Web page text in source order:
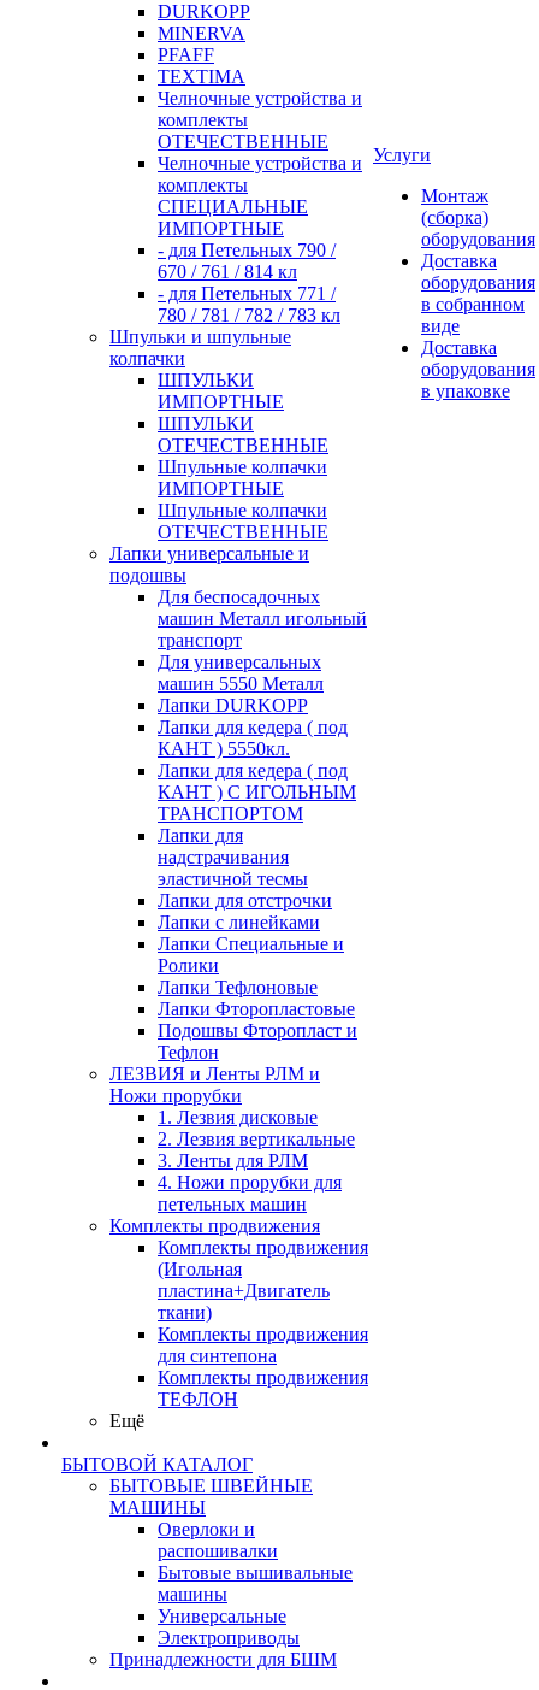
DURKOPP
MINERVA
PFAFF
TEXTIMA
Челночные устройства и
комплекты
ОТЕЧЕСТВЕННЫЕ
Челночные устройства и
комплекты
СПЕЦИАЛЬНЫЕ
ИМПОРТНЫЕ
- для Петельных 790 /
670 / 761 / 814 кл
- для Петельных 771 /
780 / 781 / 782 / 783 кл
Шпульки и шпульные
колпачки
ШПУЛЬКИ
ИМПОРТНЫЕ
ШПУЛЬКИ
ОТЕЧЕСТВЕННЫЕ
Шпульные колпачки
ИМПОРТНЫЕ
Шпульные колпачки
ОТЕЧЕСТВЕННЫЕ
Лапки универсальные и
подошвы
Для беспосадочных
машин Металл игольный
транспорт
Для универсальных
машин 5550 Металл
Лапки DURKOPP
Лапки для кедера ( под
КАНТ ) 5550кл.
Лапки для кедера ( под
КАНТ ) С ИГОЛЬНЫМ
ТРАНСПОРТОМ
Лапки для
надстрачивания
эластичной тесмы
Лапки для отстрочки
Лапки с линейками
Лапки Специальные и
Ролики
Лапки Тефлоновые
Лапки Фторопластовые
Подошвы Фторопласт и
Тефлон
ЛЕЗВИЯ и Ленты РЛМ и
Ножи прорубки
1. Лезвия дисковые
2. Лезвия вертикальные
3. Ленты для РЛМ
4. Ножи прорубки для
петельных машин
Комплекты продвижения
Комплекты продвижения
(Игольная
пластина+Двигатель
ткани)
Комплекты продвижения
для синтепона
Комплекты продвижения
ТЕФЛОН
Ещё
БЫТОВОЙ КАТАЛОГ
БЫТОВЫЕ ШВЕЙНЫЕ
МАШИНЫ
Оверлоки и
распошивалки
Бытовые вышивальные
машины
Универсальные
Электроприводы
Принадлежности для БШМ
Услуги
Монтаж
(сборка)
оборудования
Доставка
оборудования
в собранном
виде
Доставка
оборудования
в упаковке